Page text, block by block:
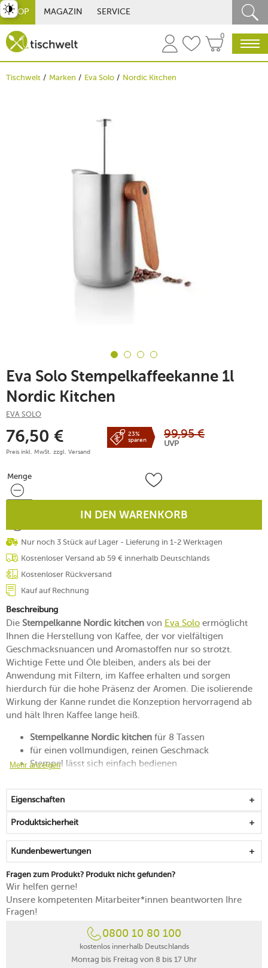
SHOP MAGAZIN SERVICE
0
Tischwelt Marken Eva Solo Nordic Kitchen
Eva Solo Stempelkaffeekanne 1l
Nordic Kitchen
EVA SOLO
76,50 €
Preis inkl. MwSt. zzgl. Versand
23%
sparen
99,95 €
UVP
Menge
Menge
IN DEN WARENKORB
Nur noch 3 Stück auf Lager - Lieferung in 1-2 Werktagen
Kostenloser Versand ab 59 € innerhalb Deutschlands
Kostenloser Rückversand
Kauf auf Rechnung
Beschreibung
Die Stempelkanne Nordic kitchen von Eva Solo ermöglicht
Ihnen die Herstellung von Kaffee, der vor vielfältigen
Geschmacksnuancen und Aromastoffen nur so strotzt.
Wichtige Fette und Öle bleiben, anders als bei der
Anwendung mit Filtern, im Kaffee erhalten und sorgen
hierdurch für die hohe Präsenz der Aromen. Die isolierende
Wirkung der Kanne rundet die Konzeption hervorragend ab
und hält Ihren Kaffee lange heiß.
Stempelkanne Nordic kitchen für 8 Tassen
für einen vollmundigen, reinen Geschmack
Stempel lässt sich einfach bedienen
leicht am individuell gemaserten Griff aus Eichenholz
greifbar
Mehr anzeigen
Eigenschaften
Produktsicherheit
Kundenbewertungen
Fragen zum Produkt? Produkt nicht gefunden?
Wir helfen gerne!
Unsere kompetenten Mitarbeiter*innen beantworten Ihre
Fragen!
0800 10 80 100
kostenlos innerhalb Deutschlands
Montag bis Freitag von 8 bis 17 Uhr
umschalten